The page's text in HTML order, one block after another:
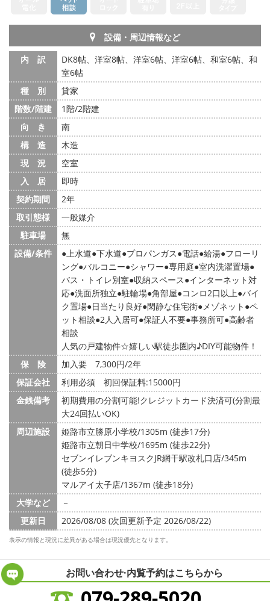
設備・周辺情報など
内 訳
DK8帖、洋室8帖、洋室6帖、洋室6帖、和室6帖、和
室6帖
種 別
貸家
階数/階建
1階/2階建
向 き
南
構 造
木造
現 況
空室
入 居
即時
契約期間
2年
取引態様
一般媒介
駐車場
無
設備/条件
上水道 下水道 プロパンガス 電話 給湯 フローリ
ング バルコニー シャワー 専用庭 室内洗濯置場
バス・トイレ別室 収納スペース インターネット対
応 洗面所独立 駐輪場 角部屋 コンロ2口以上 バイ
ク置場 日当たり良好 閑静な住宅街 メゾネット ペ
ット相談 2人入居可 保証人不要 事務所可 高齢者
相談
人気の戸建物件☆嬉しい駅徒歩圏内♪DIY可能物件！
保 険
加入要 7,300円/2年
保証会社
利用必須 初回保証料:15000円
金銭備考
初期費用の分割可能!クレジットカード決済可(分割最
大24回払いOK)
周辺施設
姫路市立勝原小学校/1305m (徒歩17分)
姫路市立朝日中学校/1695m (徒歩22分)
セブンイレブンキヨスクJR網干駅改札口店/345m
(徒歩5分)
マルアイ太子店/1367m (徒歩18分)
大学など
－
更新日
2026/08/08 (次回更新予定 2026/08/22)
表示の情報と現況に差異がある場合は現況優先となります。
お問い合わせ·内覧予約はこちらから